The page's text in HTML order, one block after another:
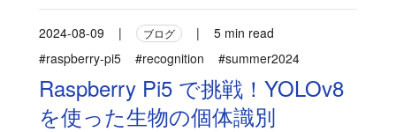
2024-08-09 | ブログ |
5 min read
#raspberry-pi5
#recognition #summer2024
Raspberry Pi5 で挑戦！YOLOv8
を使った生物の個体識別